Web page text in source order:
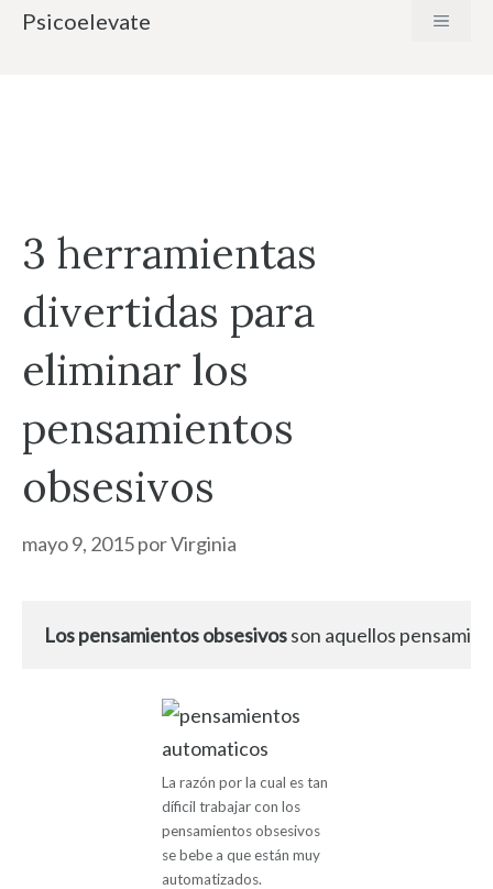
SaltarPsicoelevate MENÚ
3 herramientas
divertidas para
eliminar los
pensamientos
obsesivos
mayo 9, 2015porVirginia
Los pensamientos obsesivos son aquellos
La razón por la cual es tan
díficil trabajar con los
pensamientos obsesivos
se bebe a que están muy
automatizados.